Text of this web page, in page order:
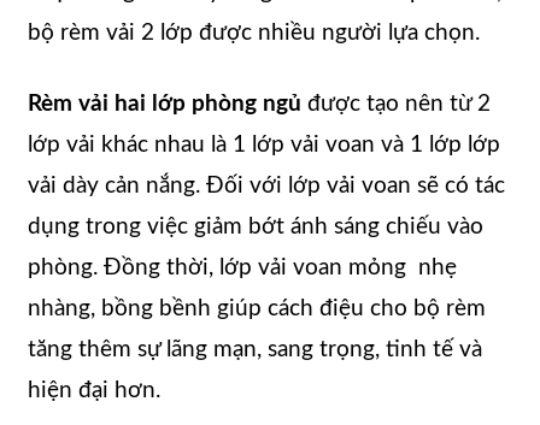
bộ rèm vải 2 lớp được nhiều người lựa chọn.
Rèm vải hai lớp phòng ngủ được tạo nên từ 2
lớp vải khác nhau là 1 lớp vải voan và 1 lớp lớp
vải dày cản nắng. Đối với lớp vải voan sẽ có tác
dụng trong việc giảm bớt ánh sáng chiếu vào
phòng. Đồng thời, lớp vải voan mỏng nhẹ
nhàng, bồng bềnh giúp cách điệu cho bộ rèm
tăng thêm sự lãng mạn, sang trọng, tinh tế và
hiện đại hơn.